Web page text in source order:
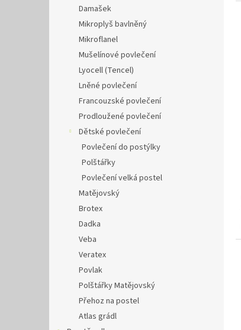
Damašek
Mikroplyš bavlněný
Mikroflanel
Mušelínové povlečení
Lyocell (Tencel)
Lněné povlečení
Francouzské povlečení
Prodloužené povlečení
Dětské povlečení
Povlečení do postýlky
Polštářky
Povlečení velká postel
Matějovský
Brotex
Dadka
Veba
Veratex
Povlak
Polštářky Matějovský
Přehoz na postel
Atlas grádl